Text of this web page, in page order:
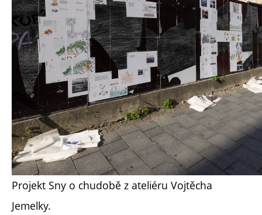
Projekt Sny o chudobě z ateliéru Vojtěcha
Jemelky.